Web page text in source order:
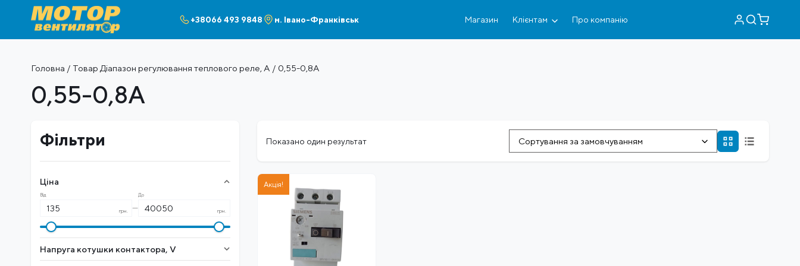
+38066 493 9848 м. Івано-Франківськ Магазин Клієнтам Про компанію
Головна / Товар Діапазон регулювання теплового реле, А / 0,55-0,8A
0,55-0,8A
Фільтри
Ціна
Від
грн. —
До
грн.
Напруга котушки контактора, V
Показано один результат Сортування за замовчуванням
Акція!